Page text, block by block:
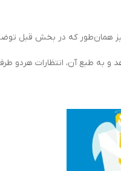
همان‌طور که در بخش قبل